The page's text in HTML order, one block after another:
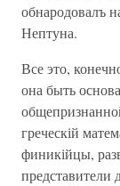
обнародовалъ
Нептуна.
Все это,
она быть
греческій
финикійцы,
представители